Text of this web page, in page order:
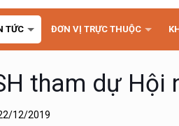
TỨC ĐƠN VỊ TRỰC THUỘC
tham dự Hội
12/2019